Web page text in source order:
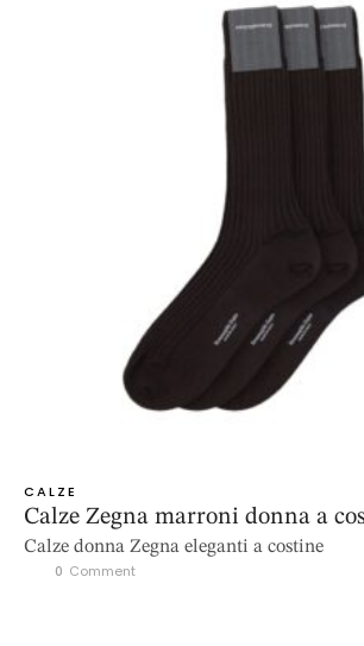
CALZE
Calze Zegna marroni donna a
Calze donna Zegna eleganti a costine
0 Comment